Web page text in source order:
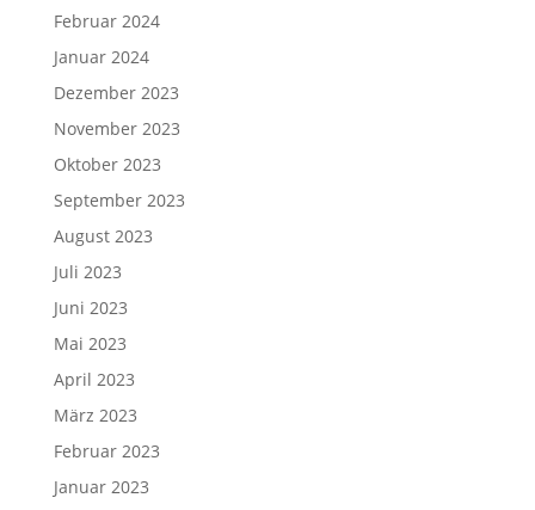
Februar 2024
Januar 2024
Dezember 2023
November 2023
Oktober 2023
September 2023
August 2023
Juli 2023
Juni 2023
Mai 2023
April 2023
März 2023
Februar 2023
Januar 2023